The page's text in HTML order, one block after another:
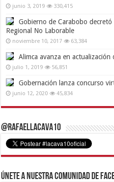
junio 3, 2019 330,415
Gobierno de Carabobo
Regional No Laborable
noviembre 10, 2017 63,384
Alimca avanza en actualización
julio 1, 2019 56,851
Gobernación lanza concurso
junio 12, 2020 45,834
@RafaelLacava10
Únete a nuestra comunidad de